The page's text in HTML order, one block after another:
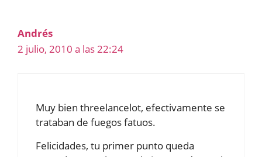
Andrés
2 julio, 2010 a las 22:24
Muy bien threelancelot, efectivamente se
trataban de fuegos fatuos.
Felicidades, tu primer punto queda